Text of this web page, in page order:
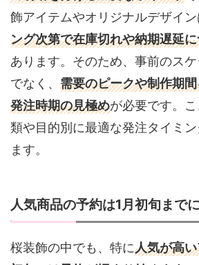
飾アイテムやオリジナルデザイン
ング次第で在庫切れや納期遅延
あります。そのため、事前のス
でなく、 需要のピークや制作期
発注時期の見極めが必要です。
類や目的別に最適な発注タイミ
ます。
人気商品の予約は1月初旬までに
桜装飾の中でも、特に人気が高